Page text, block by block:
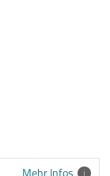
Mehr Infos